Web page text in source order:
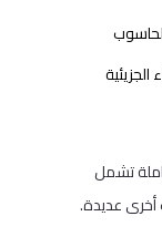
الجزيئية
تشمل
عديدة.